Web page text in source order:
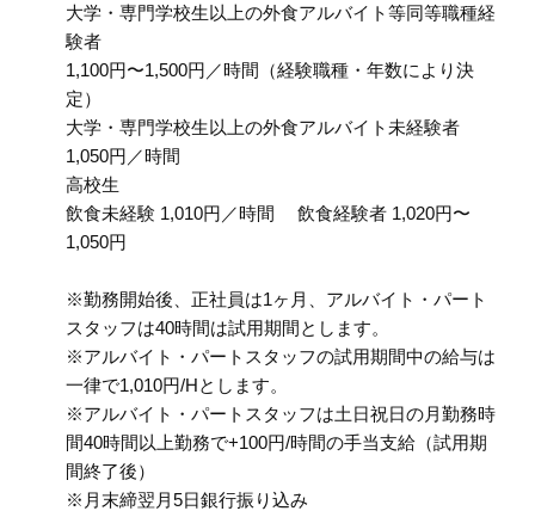
大学・専門学校生以上の外食アルバイト等同等職種経
験者
1,100円〜1,500円／時間（経験職種・年数により決
定）
大学・専門学校生以上の外食アルバイト未経験者
1,050円／時間
高校生
飲食未経験 1,010円／時間 飲食経験者 1,020円〜
1,050円
※勤務開始後、正社員は1ヶ月、アルバイト・パート
スタッフは40時間は試用期間とします。
※アルバイト・パートスタッフの試用期間中の給与は
一律で1,010円/Hとします。
※アルバイト・パートスタッフは土日祝日の月勤務時
間40時間以上勤務で+100円/時間の手当支給（試用期
間終了後）
※月末締翌月5日銀行振り込み